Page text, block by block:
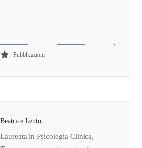
Pubblicazioni
Beatrice Lento
Laureata in Psicologia Clinica,